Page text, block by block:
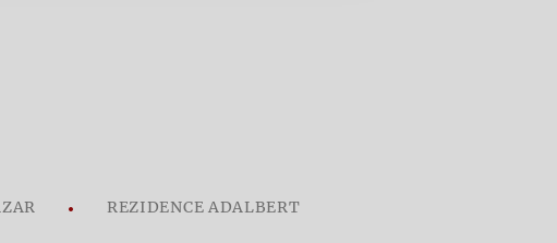
REZIDENCE ADALBERT